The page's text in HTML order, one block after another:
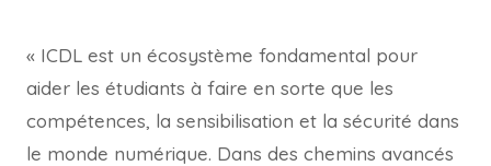
« ICDL est un écosystème fondamental pour
aider les étudiants à faire en sorte que les
compétences, la sensibilisation et la sécurité dans
le monde numérique. Dans des chemins avancés